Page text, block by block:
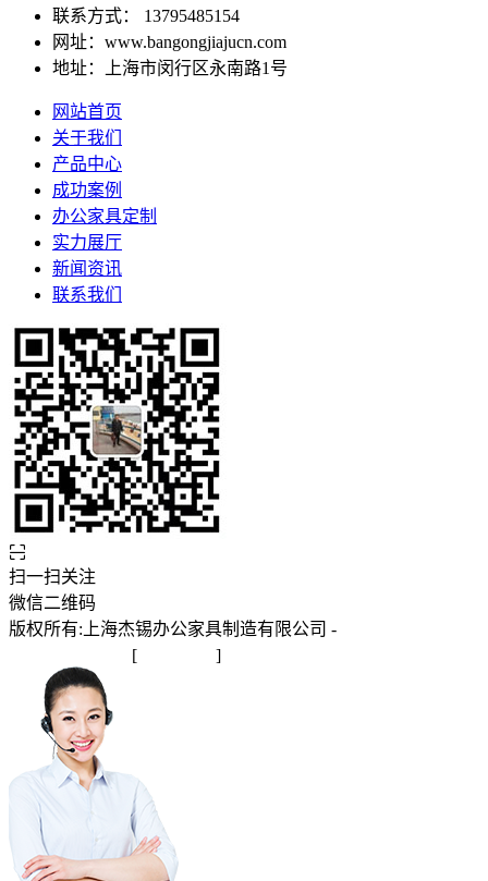
联系方式： 13795485154
网址：www.bangongjiajucn.com
地址：上海市闵行区永南路1号
网站首页
关于我们
产品中心
成功案例
办公家具定制
实力展厅
新闻资讯
联系我们
扫一扫关注
微信二维码
版权所有:上海杰锡办公家具制造有限公司 -
[ ]